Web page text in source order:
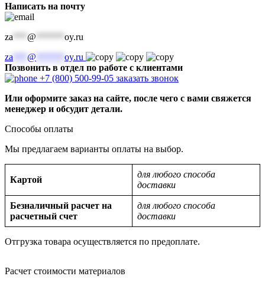
Написать на почту
za @
oy.ru
za
@
oy.ru
Позвонить в отдел по работе с клиентами
+7 (800) 500-99-05 заказать звонок
Или оформите заказ на сайте, после чего с вами свяжется
менеджер и обсудит детали.
Способы оплаты
Мы предлагаем варианты оплаты на выбор.
Картой
для любого способа
доставки
Безналичный расчет на
расчетный счет
для любого способа
доставки
Отгрузка товара осуществляется по предоплате.
Расчет стоимости материалов